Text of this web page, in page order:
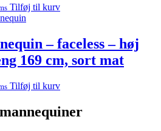
Tilføj til kurv
– faceless – høj
169 cm, sort mat
Tilføj til kurv